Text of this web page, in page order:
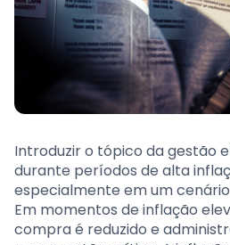
Introduzir o tópico da gestão
durante períodos de alta
especialmente em um
Em momentos de inflação
compra é reduzido e